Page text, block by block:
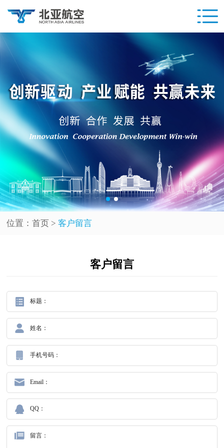
位置：首页 >客户留言
客户留言
标题：
姓名：
手机号码：
Email：
QQ：
留言：